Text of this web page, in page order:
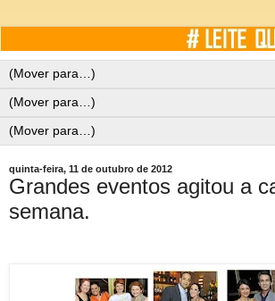
quinta-feira, 11 de outubro de 2012
Grandes eventos agitou a
semana.